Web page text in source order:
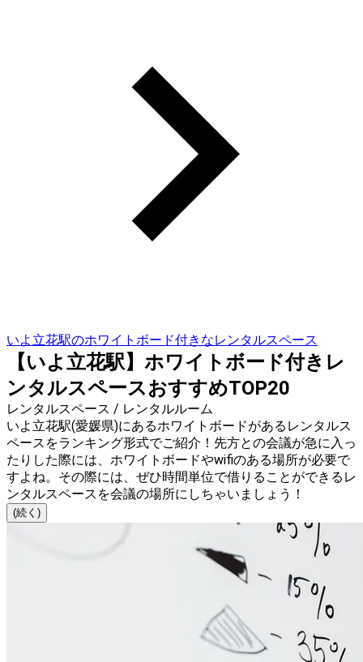
いよ立花駅のホワイトボード付きなレンタルスペース
【いよ立花駅】ホワイトボード付きレ
ンタルスペースおすすめTOP20
レンタルスペース / レンタルルーム
いよ立花駅(愛媛県)にあるホワイトボードがあるレンタルス
ペースをランキング形式でご紹介！先方との会議が急に入っ
たりした際には、ホワイトボードやwifiのある場所が必要で
すよね。その際には、ぜひ時間単位で借りることができるレ
ンタルスペースを会議の場所にしちゃいましょう！
(続く)